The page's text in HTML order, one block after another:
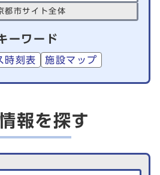
都市サイト全体
ーワード
時刻表 施設マップ
報を探す